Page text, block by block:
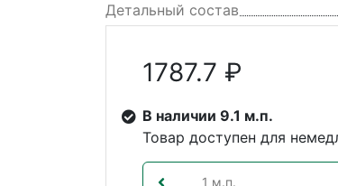
Детальный состав
1787.7 ₽
В наличии 9.1 м.п.
Товар доступен для